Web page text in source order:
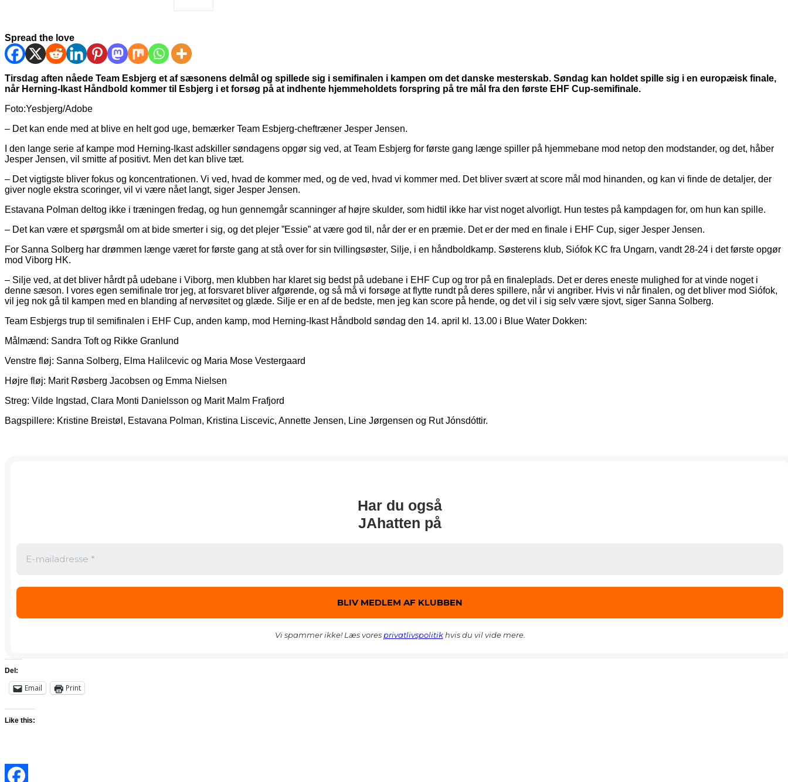
Spread the love
Tirsdag aften nåede Team Esbjerg et af sæsonens delmål og spillede sig i semifinalen i kampen om det danske mesterskab. Søndag kan holdet spille sig i en europæisk finale,
når Herning-Ikast Håndbold kommer til Esbjerg i et forsøg på at indhente hjemmeholdets forspring på tre mål fra den første EHF Cup-semifinale.
Foto:Yesbjerg/Adobe
– Det kan ende med at blive en helt god uge, bemærker Team Esbjerg-cheftræner Jesper Jensen.
I den lange serie af kampe mod Herning-Ikast adskiller søndagens opgør sig ved, at Team Esbjerg for første gang længe spiller på hjemmebane mod netop den modstander, og det, håber
Jesper Jensen, vil smitte af positivt. Men det kan blive tæt.
– Det vigtigste bliver fokus og koncentrationen. Vi ved, hvad de kommer med, og de ved, hvad vi kommer med. Det bliver svært at score mål mod hinanden, og kan vi finde de detaljer, der
giver nogle ekstra scoringer, vil vi være nået langt, siger Jesper Jensen.
Estavana Polman deltog ikke i træningen fredag, og hun gennemgår scanninger af højre skulder, som hidtil ikke har vist noget alvorligt. Hun testes på kampdagen for, om hun kan spille.
– Det kan være et spørgsmål om at bide smerter i sig, og det plejer ”Essie” at være god til, når der er en præmie. Det er der med en finale i EHF Cup, siger Jesper Jensen.
For Sanna Solberg har drømmen længe været for første gang at stå over for sin tvillingsøster, Silje, i en håndboldkamp. Søsterens klub, Siófok KC fra Ungarn, vandt 28-24 i det første opgør
mod Viborg HK.
– Silje ved, at det bliver hårdt på udebane i Viborg, men klubben har klaret sig bedst på udebane i EHF Cup og tror på en finaleplads. Det er deres eneste mulighed for at vinde noget i
denne sæson. I vores egen semifinale tror jeg, at forsvaret bliver afgørende, og så må vi forsøge at flytte rundt på deres spillere, når vi angriber. Hvis vi når finalen, og det bliver mod Siófok,
vil jeg nok gå til kampen med en blanding af nervøsitet og glæde. Silje er en af de bedste, men jeg kan score på hende, og det vil i sig selv være sjovt, siger Sanna Solberg.
Team Esbjergs trup til semifinalen i EHF Cup, anden kamp, mod Herning-Ikast Håndbold søndag den 14. april kl. 13.00 i Blue Water Dokken:
Målmænd: Sandra Toft og Rikke Granlund
Venstre fløj: Sanna Solberg, Elma Halilcevic og Maria Mose Vestergaard
Højre fløj: Marit Røsberg Jacobsen og Emma Nielsen
Streg: Vilde Ingstad, Clara Monti Danielsson og Marit Malm Frafjord
Bagspillere: Kristine Breistøl, Estavana Polman, Kristina Liscevic, Annette Jensen, Line Jørgensen og Rut Jónsdóttir.
Har du også
JAhatten på
Vi spammer ikke! Læs voresprivatlivspolitikhvis du vil vide mere.
Del:
Email Print
Like this: